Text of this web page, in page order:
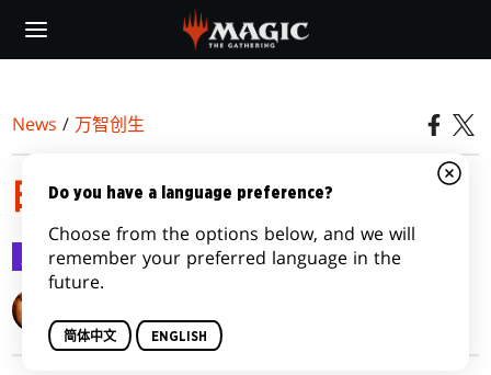
main
News / 万智创生
时间漩涡之后的时间
万智创生 2021-03-15
Do you have a language preference?
Choose from the options below, and we will
remember your preferred language in the
future.
简体中文 ENGLISH